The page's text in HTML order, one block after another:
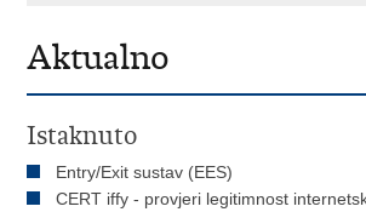
Aktualno
Istaknuto
Entry/Exit sustav (EES)
CERT iffy - provjeri legitimnost